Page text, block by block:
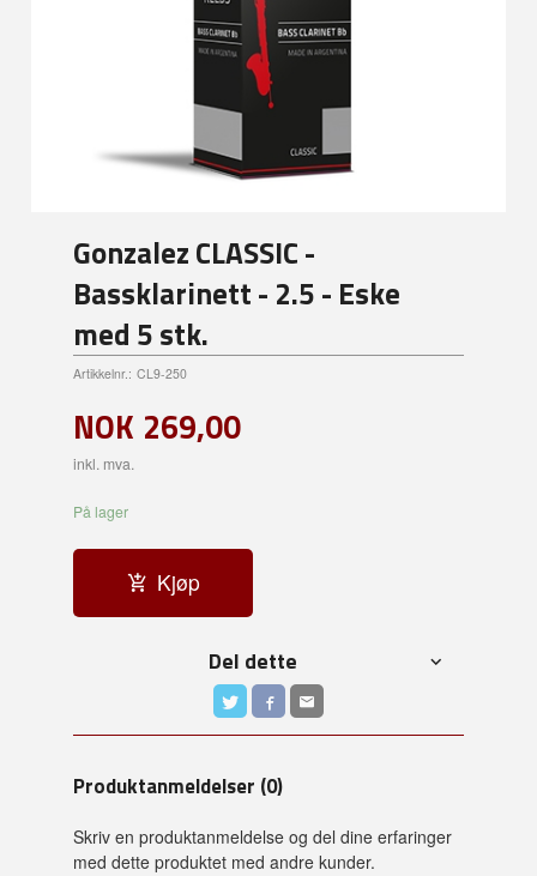
Gonzalez CLASSIC -
Bassklarinett - 2.5 - Eske
med 5 stk.
Artikkelnr.: CL9-250
NOK 269,00
inkl. mva.
På lager
Kjøp
Del dette
Produktanmeldelser (0)
Skriv en produktanmeldelse og del dine erfaringer
med dette produktet med andre kunder.